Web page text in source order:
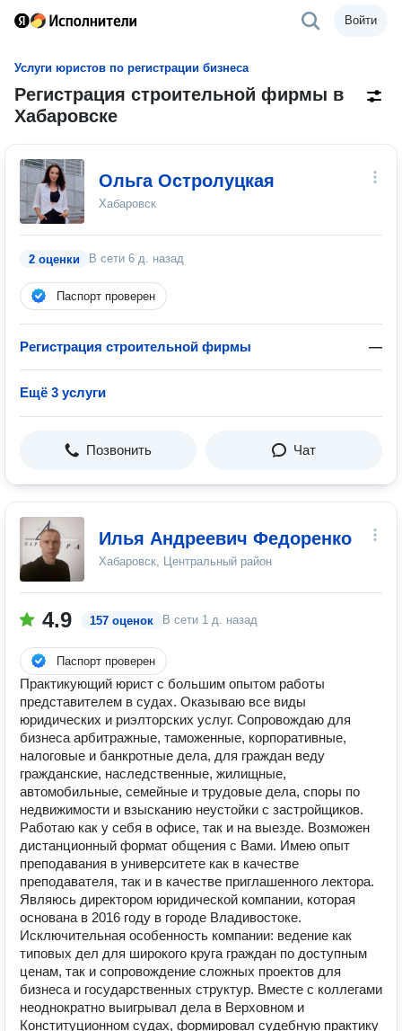
Войти
Услуги юристов по регистрации бизнеса
Регистрация строительной фирмы в
Хабаровске
Ольга Остролуцкая
Хабаровск
2 оценки В сети 6 д. назад
Паспорт проверен
Регистрация строительной фирмы —
Ещё 3 услуги
Позвонить Чат
Илья Андреевич Федоренко
Хабаровск, Центральный район
4.9 157 оценок В сети 1 д. назад
Паспорт проверен
Практикующий юрист с большим опытом работы
представителем в судах. Оказываю все виды
юридических и риэлторских услуг. Сопровождаю для
бизнеса арбитражные, таможенные, корпоративные,
налоговые и банкротные дела, для граждан веду
гражданские, наследственные, жилищные,
автомобильные, семейные и трудовые дела, споры по
недвижимости и взысканию неустойки с застройщиков.
Работаю как у себя в офисе, так и на выезде. Возможен
дистанционный формат общения с Вами. Имею опыт
преподавания в университете как в качестве
преподавателя, так и в качестве приглашенного лектора.
Являюсь директором юридической компании, которая
основана в 2016 году в городе Владивостоке.
Исключительная особенность компании: ведение как
типовых дел для широкого круга граждан по доступным
ценам, так и сопровождение сложных проектов для
бизнеса и государственных структур. Вместе с коллегами
неоднократно выигрывал дела в Верховном и
Конституционном судах, формировал судебную практику